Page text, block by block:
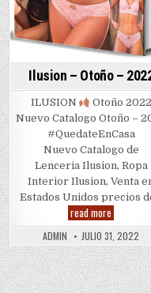
Ilusion – Otoño –
ILUSION
Otoño 2022
Nuevo Catalogo Otoño –
#QuedateEnCasa
Nuevo Catalogo de
Lenceria Ilusion, Ropa
Interior Ilusion, Venta
Estados Unidos precios
read more
–
Otoño
–
2022
ADMIN JULIO 31, 2022